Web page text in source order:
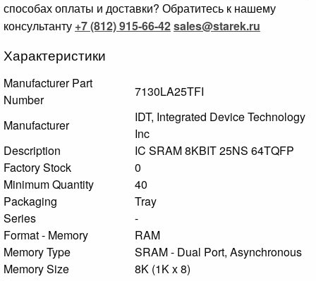
способах оплаты и доставки? Обратитесь к нашему
консультанту +7 (812) 915-66-42sales@starek.ru
Характеристики
Manufacturer Part
Number
7130LA25TFI
Manufacturer
IDT, Integrated Device Technology
Inc
Description
IC SRAM 8KBIT 25NS 64TQFP
Factory Stock
0
Minimum Quantity
40
Packaging
Tray
Series
-
Format - Memory
RAM
Memory Type
SRAM - Dual Port, Asynchronous
Memory Size
8K (1K x 8)